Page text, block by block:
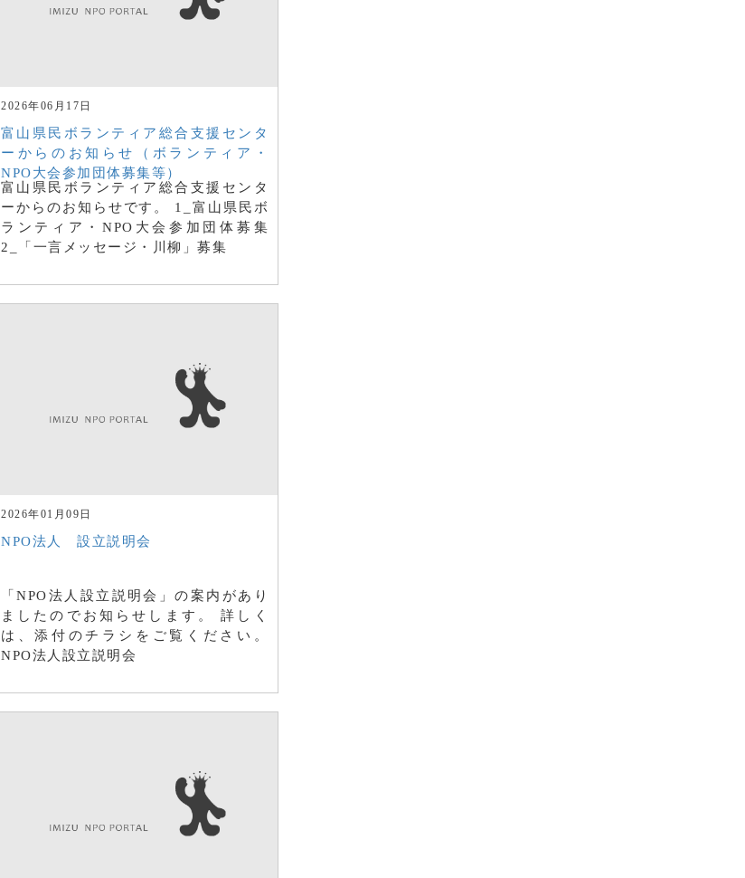
2026年06月17日
富山県民ボランティア総合支援センタ
ーからのお知らせ（ボランティア・
NPO大会参加団体募集等）
富山県民ボランティア総合支援センタ
ーからのお知らせです。 1_富山県民ボ
ランティア・NPO大会参加団体募集
2_「一言メッセージ・川柳」募集
2026年01月09日
NPO法人 設立説明会
「NPO法人設立説明会」の案内があり
ましたのでお知らせします。 詳しく
は、添付のチラシをご覧ください。
NPO法人設立説明会